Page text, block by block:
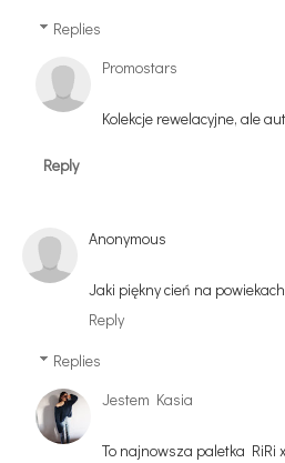
Replies
Promostars
Kolekcje rewelacyjne, ale
Reply
Anonymous
Jaki piękny cień na
Reply
Replies
Jestem Kasia
To najnowsza paletka RiRi